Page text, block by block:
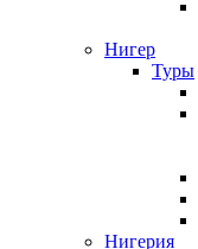
Нигер
Туры
Нигерия